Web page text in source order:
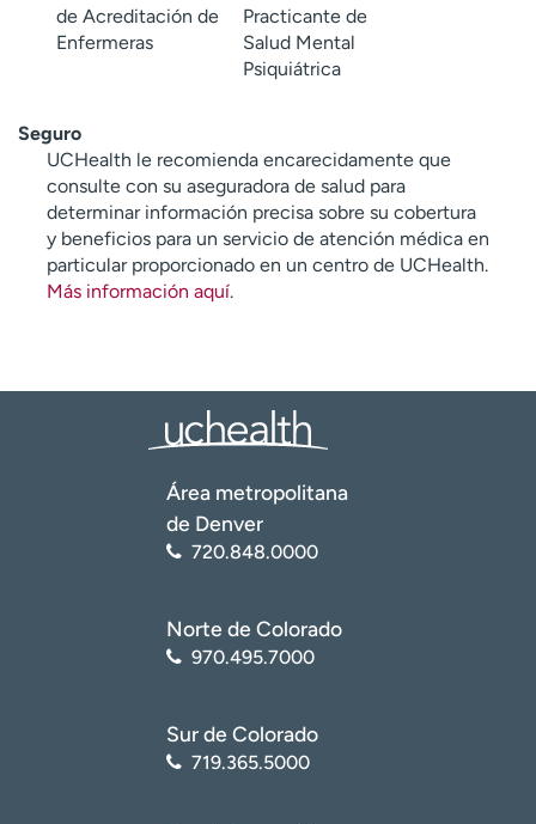
de Acreditación de
Enfermeras
Practicante de
Salud Mental
Psiquiátrica
Seguro
UCHealth le recomienda encarecidamente que
consulte con su aseguradora de salud para
determinar información precisa sobre su cobertura
y beneficios para un servicio de atención médica en
particular proporcionado en un centro de UCHealth.
Más información aquí.
Área metropolitana
de Denver
720.848.0000
Norte de Colorado
970.495.7000
Sur de Colorado
719.365.5000